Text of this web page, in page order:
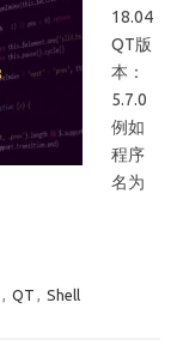
18.04
QT版
本：
5.7.0
例如
程序
名为
, QT , Shell